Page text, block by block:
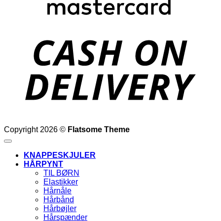
Copyright 2026 © Flatsome Theme
KNAPPESKJULER
HÅRPYNT
TIL BØRN
Elastikker
Hårnåle
Hårbånd
Hårbøjler
Hårspænder